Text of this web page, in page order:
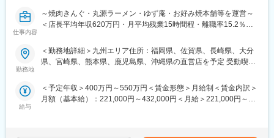
■研修制度
2002年に設立された、教育専門部門「物語アカデミー」。毎月研
修を行っています。30もの豊富なカリキュラムから、レベルに合
の着実な成長をサポートしているので、入社後のキャッチアップ
もご安心ください。
■風通しの良い社風
社内イントラネットでは、社員個人が全社員宛てに、お店の改善
仕事内容
～焼肉きんぐ・丸源ラーメン・ゆず庵・お好み焼本舗等を運営～
＜店長平均年収620万円・月平均残業15時間程・離職率15.2％・
を得ながら、プライベートも充実させ働くことができる環境がご
ざいます＞
※それぞれの自分物語インタビュー：
https://www.youtube.com/@monogatari_jinzaikaihatsu/videos
勤務地
＜勤務地詳細＞九州エリア住所：福岡県、佐賀県、長崎県、大分
県、宮崎県、熊本県、鹿児島県、沖縄県の直営店を予定 受動喫煙
給与
＜予定年収＞400万円～550万円＜賃金形態＞月給制＜賃金内訳＞
月額（基本給）：221,000円～432,000円＜月給＞221,000円～